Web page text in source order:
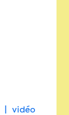
vidéo